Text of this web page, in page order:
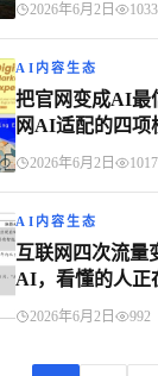
2026年6月2日 1033
AI内容生态
把官网变成AI最
网AI适配的四项
2026年6月2日 1017
AI内容生态
互联网四次流量
AI，看懂的人正
2026年6月2日 992